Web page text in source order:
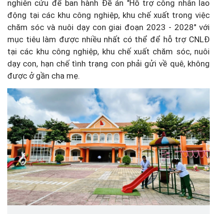
nghiên cứu để ban hành Đề án "Hỗ trợ công nhân lao
động tại các khu công nghiệp, khu chế xuất trong việc
chăm sóc và nuôi dạy con giai đoạn 2023 - 2028" với
mục tiêu làm được nhiều nhất có thể để hỗ trợ CNLĐ
tại các khu công nghiệp, khu chế xuất chăm sóc, nuôi
dạy con, hạn chế tình trạng con phải gửi về quê, không
được ở gần cha mẹ.